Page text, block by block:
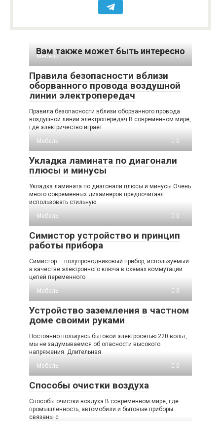
Вам также может быть интересно
Мебель 0
Правила безопасности вблизи
оборванного провода воздушной
линии электропередач
Правила безопасности вблизи оборванного провода
воздушной линии электропередач В современном мире,
где электричество играет
Мебель
0
Укладка ламината по диагонали
плюсы и минусы
Укладка ламината по диагонали плюсы и минусы Очень
много современных дизайнеров предпочитают
использовать стильную
Мебель
0
Симистор устройство и принцип
работы прибора
Симистор — полупроводниковый прибор, используемый
в качестве электронного ключа в схемах коммутации
цепей переменного
Мебель
0
Устройство заземления в частном
доме своими руками
Постоянно пользуясь бытовой электросетью 220 вольт,
мы не задумываемся об опасности высокого
напряжения. Длительная
Мебель
0
Способы очистки воздуха
Способы очистки воздуха В современном мире, где
промышленность, автомобили и бытовые приборы
связаны с